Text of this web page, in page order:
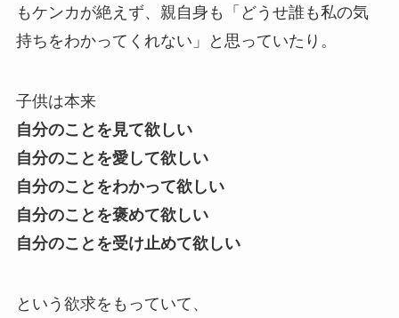
もケンカが絶えず、親自身も「どうせ誰も私の気
持ちをわかってくれない」と思っていたり。
子供は本来
自分のことを見て欲しい
自分のことを愛して欲しい
自分のことをわかって欲しい
自分のことを褒めて欲しい
自分のことを受け止めて欲しい
という欲求をもっていて、